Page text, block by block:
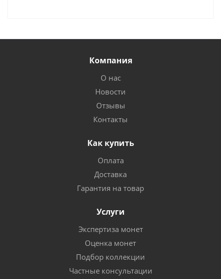
Компания
О нас
Новости
Отзывы
Контакты
Как купить
Оплата
Доставка
Гарантия на товар
Услуги
Экспертиза монет
Оценка монет
Подбор коллекции
Частные консультации